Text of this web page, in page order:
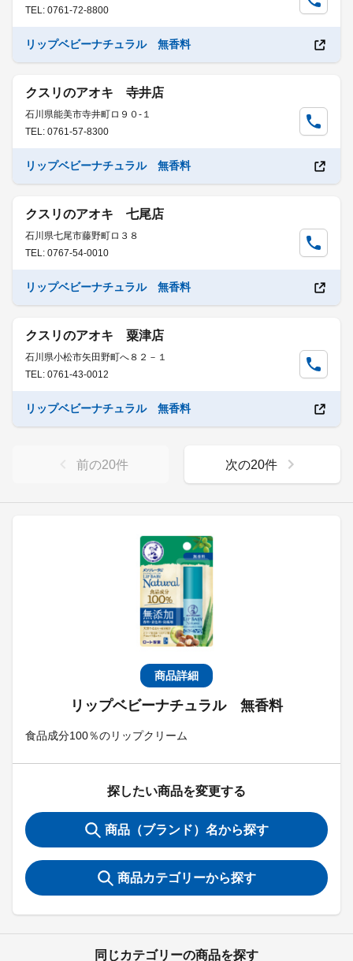
商品詳細
リップベビーナチュラル 無香料
食品成分100％のリップクリーム
探したい商品を変更する
商品（ブランド）名から探す
商品カテゴリーから探す
同じカテゴリーの商品を探す
TEL: 0761-72-8800
リップベビーナチュラル 無香料
クスリのアオキ 寺井店
石川県能美市寺井町ロ９０-１
TEL: 0761-57-8300
リップベビーナチュラル 無香料
クスリのアオキ 七尾店
石川県七尾市藤野町ロ３８
TEL: 0767-54-0010
リップベビーナチュラル 無香料
クスリのアオキ 粟津店
石川県小松市矢田野町へ８２－１
TEL: 0761-43-0012
リップベビーナチュラル 無香料
前の20件 次の20件